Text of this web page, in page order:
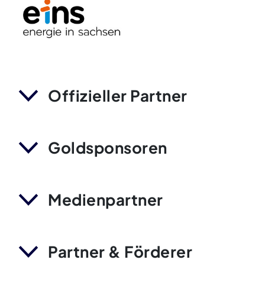
Offizieller Partner
Goldsponsoren
Medienpartner
Partner & Förderer